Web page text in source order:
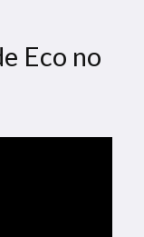
Eco no